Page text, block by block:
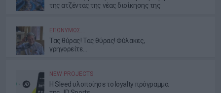
της ατζέντας της νέας διοίκησης της
ΕΠΩΝΎΜΩΣ…
Τας θύρας! Τας θύρας! Φύλακες,
γρηγορείτε…
NEW PROJECTS
Η Sleed υλοποίησε το loyalty πρόγραμμα